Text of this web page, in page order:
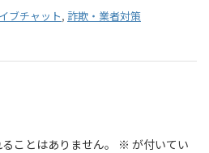
ブチャット, 詐欺・業者対策
ことはありません。 ※ が付いてい